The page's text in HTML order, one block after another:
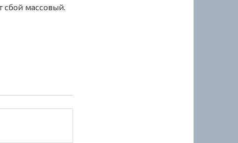
сбой массовый.